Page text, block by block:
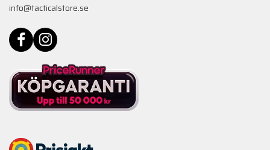
info@tacticalstore.se